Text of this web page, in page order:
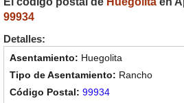
99934
Detalles:
Huegolita
Rancho
99934